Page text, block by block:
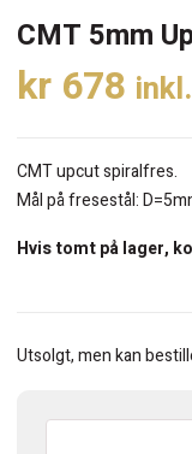
CMT 5mm
kr 678
CMT upcut spiralfres.
Mål på fresestål:
Hvis tomt på lager,
Utsolgt, men kan
CMT